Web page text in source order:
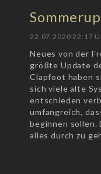
22.07.2020 22:17
Neues von der
größte Update
Clapfoot haben
sich viele alte
entschieden
umfangreich,
beginnen sollen.
alles durch zu